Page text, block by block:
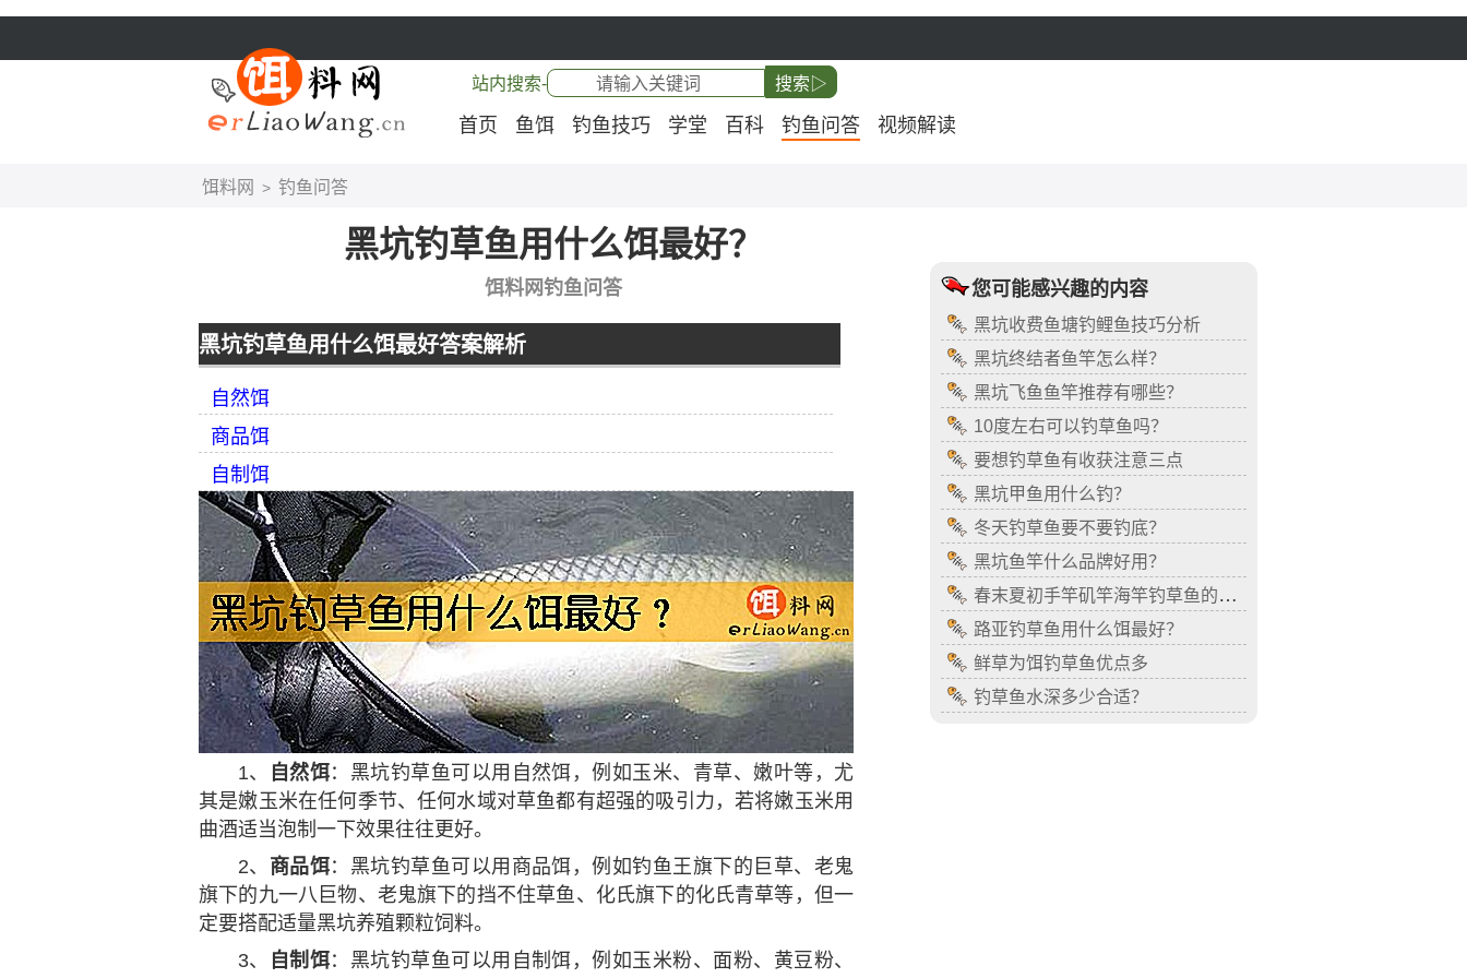
站内搜索- 搜索▷
首页 鱼饵 钓鱼技巧 学堂 百科 钓鱼问答 视频解读
饵料网 > 钓鱼问答
黑坑钓草鱼用什么饵最好？
饵料网钓鱼问答
黑坑钓草鱼用什么饵最好答案解析
自然饵
商品饵
自制饵
1、 自然饵：黑坑钓草鱼可以用自然饵，例如玉米、青草、嫩叶等，尤
其是嫩玉米在任何季节、任何水域对草鱼都有超强的吸引力，若将嫩玉米用
曲酒适当泡制一下效果往往更好。
2、 商品饵：黑坑钓草鱼可以用商品饵，例如钓鱼王旗下的巨草、老鬼
旗下的九一八巨物、老鬼旗下的挡不住草鱼、化氏旗下的化氏青草等，但一
定要搭配适量黑坑养殖颗粒饲料。
3、
自制饵：黑坑钓草鱼可以用自制饵，例如玉米粉、面粉、黄豆粉、
您可能感兴趣的内容
黑坑收费鱼塘钓鲤鱼技巧分析
黑坑终结者鱼竿怎么样？
黑坑飞鱼鱼竿推荐有哪些？
10度左右可以钓草鱼吗？
要想钓草鱼有收获注意三点
黑坑甲鱼用什么钓？
冬天钓草鱼要不要钓底？
黑坑鱼竿什么品牌好用？
春末夏初手竿矶竿海竿钓草鱼的方法
路亚钓草鱼用什么饵最好？
鲜草为饵钓草鱼优点多
钓草鱼水深多少合适？